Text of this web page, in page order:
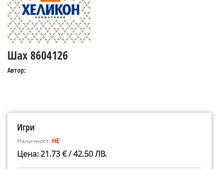
Шах 8604126
Автор:
Игри
Наличност: НЕ
Цена: 21.73 € / 42.50 ЛВ.